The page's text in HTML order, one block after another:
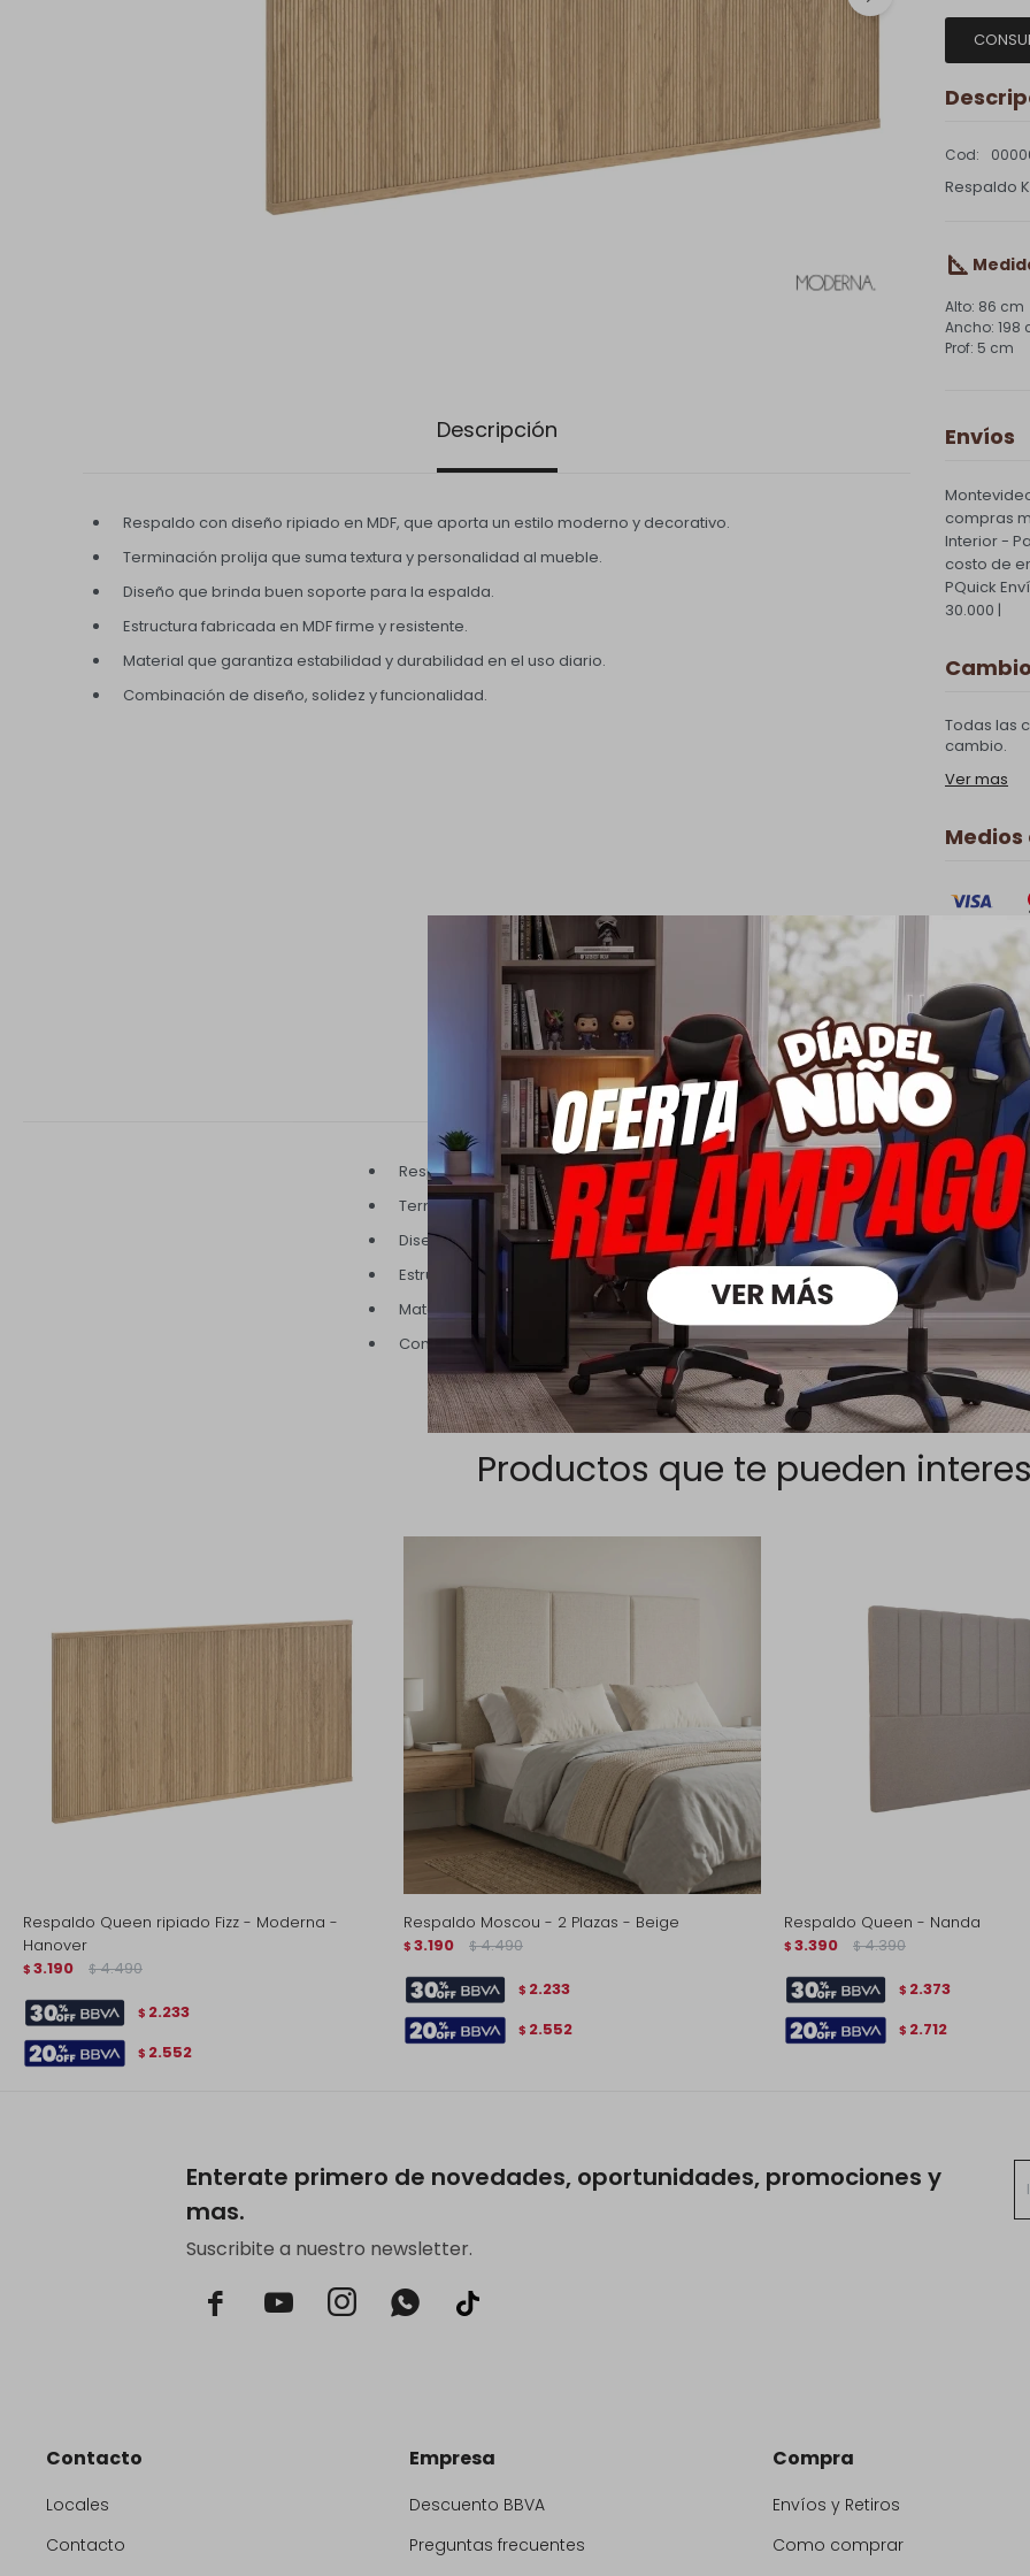
Descripción
Respaldo con diseño ripiado en MDF, que aporta un estilo moderno y decorativo.
Terminación prolija que suma textura y personalidad al mueble.
Diseño que brinda buen soporte para la espalda.
Estructura fabricada en MDF firme y resistente.
Material que garantiza estabilidad y durabilidad en el uso diario.
Combinación de diseño, solidez y funcionalidad.
Respaldo
86 cm
198
5 cm
Envíos
compras
Interior -
costo de
PQuick
30.000 |
Todas las
cambio.
Ver mas
Descripción
Respaldo con diseño ripiado en MDF, que aporta un estilo moderno y decorativo.
Terminación prolija que suma textura y personalidad al mueble.
Diseño que brinda buen soporte para la espalda.
Estructura fabricada en MDF firme y resistente.
Material que garantiza estabilidad y durabilidad en el uso diario.
Combinación de diseño, solidez y funcionalidad.
Productos que te pueden
Respaldo Queen ripiado Fizz - Moderna -
Hanover
$ 3.190 $ 4.490
$ 2.233
$ 2.552
Respaldo Moscou - 2 Plazas - Beige
$ 3.190 $ 4.490
$ 2.233
$ 2.552
Respaldo Queen - Nanda
$ 3.390 $ 4.390
$ 2.373
$ 2.712
Enterate primero de novedades, oportunidades, promociones y
mas.
Suscribite a nuestro newsletter.
  
Contacto
Locales
Contacto
Empresa
Descuento BBVA
Preguntas frecuentes
Compra
Envíos y Retiros
Como comprar